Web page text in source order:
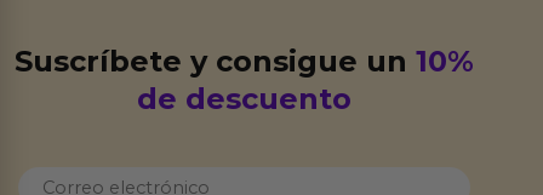
Suscríbete y consigue un10%
de descuento